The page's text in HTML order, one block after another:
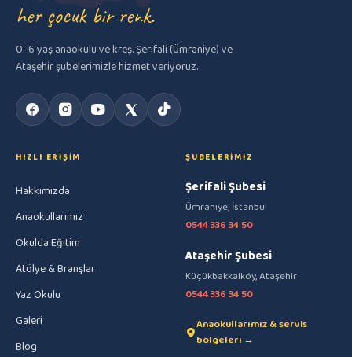
her çocuk bir renk.
0–6 yaş anaokulu ve kreş. Şerifali (Ümraniye) ve
Ataşehir şubelerimizle hizmet veriyoruz.
HIZLI ERIŞIM
Hakkımızda
Anaokullarımız
Okulda Eğitim
Atölye & Branşlar
Yaz Okulu
Galeri
Blog
ŞUBELERIMIZ
Şerifali Şubesi
Ümraniye, İstanbul
0544 336 34 50
Ataşehir Şubesi
Küçükbakkalköy, Ataşehir
0544 336 34 50
Anaokullarımız & servis
bölgeleri →